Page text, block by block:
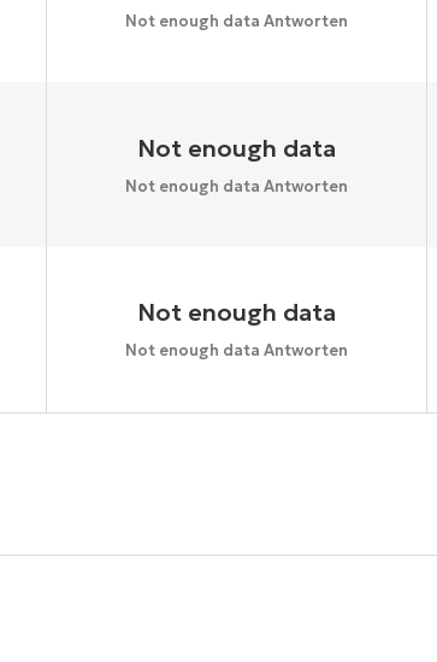
Not enough data Antworten
Not enough data
Not enough data Antworten
Not enough data
Not enough data Antworten